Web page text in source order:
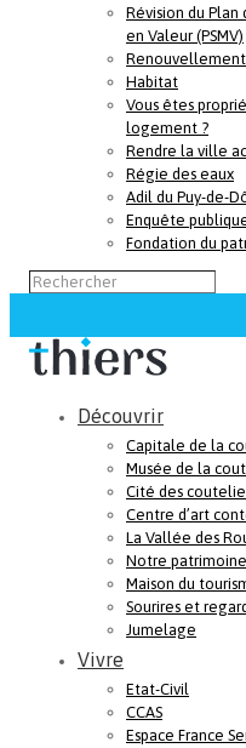
Révision du Plan
en Valeur (PSMV)
Renouvellement
Habitat
Vous êtes
logement ?
Rendre la ville
Régie des eaux
Adil du Puy-de-
Enquête
Fondation du
Découvrir
Capitale de la
Musée de la
Cité des
Centre d’art
La Vallée des
Notre patrimoine
Maison du
Sourires et
Jumelage
Vivre
Etat-Civil
CCAS
Espace France